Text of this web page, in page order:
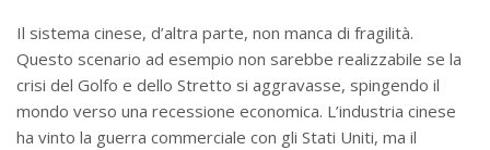
Il sistema cinese, d’altra parte, non manca di fragilità.
Questo scenario ad esempio non sarebbe realizzabile se la
crisi del Golfo e dello Stretto si aggravasse, spingendo il
mondo verso una recessione economica. L’industria cinese
ha vinto la guerra commerciale con gli Stati Uniti, ma il